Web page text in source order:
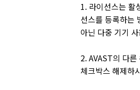
1. 라이선스는 활
선스를 등록하는
아닌 다중 기기
2. AVAST의 다
체크박스 해제하